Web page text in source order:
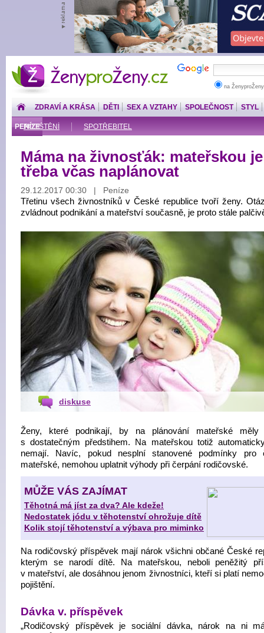
ŽenyproŽeny.cz
na
ZDRAVÍ A KRÁSA DĚTI SEX A VZTAHY SPOLEČNOST STYL
PENÍZE
POJIŠTĚNÍ SPOTŘEBITEL
Máma na živnosťák: mateřskou je
třeba včas naplánovat
29.12.2017 00:30 | Peníze
Třetinu všech živnostníků v České republice tvoří ženy.
zvládnout podnikání a mateřství současně, je proto stále
diskuse
Ženy, které podnikají, by na plánování mateřské měly
s dostatečným předstihem. Na mateřskou totiž
nemají. Navíc, pokud nesplní stanovené podmínky pro
mateřské, nemohou uplatnit výhody při čerpání rodičovské.
MŮŽE VÁS ZAJÍMAT
Těhotná má jíst za dva? Ale kdeže!
Nedostatek jódu v těhotenství ohrožuje dítě
Kolik stojí těhotenství a výbava pro miminko
Na rodičovský příspěvek mají nárok všichni občané České
kterým se narodí dítě. Na mateřskou, neboli peněžitý
v mateřství, ale dosáhnou jenom živnostníci, kteří si platí
pojištění.
Dávka v. příspěvek
„Rodičovský příspěvek je sociální dávka, nárok na ni